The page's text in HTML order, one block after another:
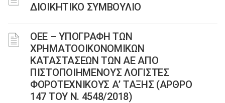
ΔΙΟΙΚΗΤΙΚΟ ΣΥΜΒΟΥΛΙΟ
ΟΕΕ – ΥΠΟΓΡΑΦΗ ΤΩΝ
ΧΡΗΜΑΤΟΟΙΚΟΝΟΜΙΚΩΝ
ΚΑΤΑΣΤΑΣΕΩΝ ΤΩΝ ΑΕ ΑΠΟ
ΠΙΣΤΟΠΟΙΗΜΕΝΟΥΣ ΛΟΓΙΣΤΕΣ
ΦΟΡΟΤΕΧΝΙΚΟΥΣ Α’ ΤΑΞΗΣ (ΑΡΘΡΟ
147 ΤΟΥ Ν. 4548/2018)